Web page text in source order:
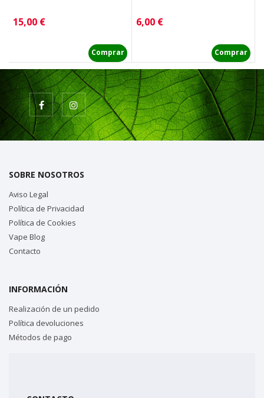
Precio
15,00 €
Comprar
Precio
6,00 €
Comprar
SOBRE NOSOTROS
Aviso Legal
Política de Privacidad
Política de Cookies
Vape Blog
Contacto
INFORMACIÓN
Realización de un pedido
Política devoluciones
Métodos de pago